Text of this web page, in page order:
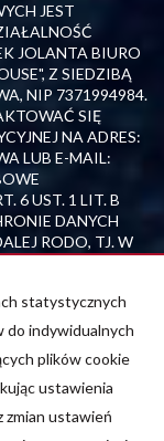
JEST
JOLANTA BIURO
Z SIEDZIBĄ
NIP 7371994984.
SIĘ
NA ADRES:
LUB E-MAIL:
6 UST. 1 LIT. B
DANYCH
RODO, TJ. W
W
CIĄŻĄCYCH
Z
PRZYSŁUGUJE
ICH
statystycznych
do indywidualnych
plików cookie
ustawienia
zmian ustawień